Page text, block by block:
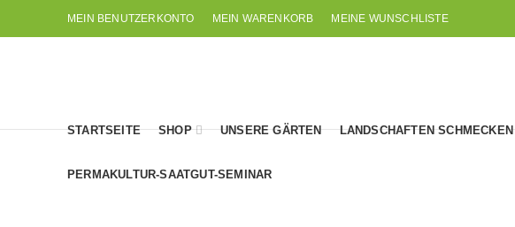
MEIN BENUTZERKONTO MEIN WARENKORB MEINE WUNSCHLISTE
STARTSEITE SHOP UNSERE GÄRTEN LANDSCHAFTEN SCHMECKEN
PERMAKULTUR-SAATGUT-SEMINAR